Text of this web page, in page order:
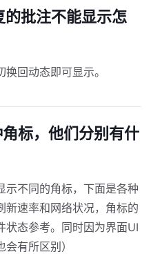
的批注不能显示怎
回动态即可显示。
标，他们分别有什
示不同的角标，下面是各种
新速率和网络状况，角标的
状态参考。同时因为界面UI
有所区别）